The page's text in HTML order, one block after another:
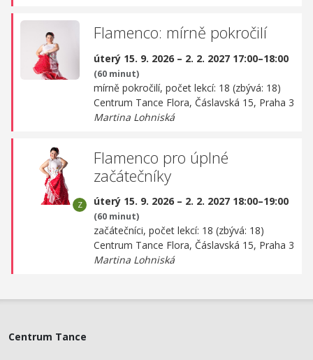
Flamenco: mírně pokročilí
úterý 15. 9. 2026 – 2. 2. 2027 17:00–18:00
(60 minut)
mírně pokročilí, počet lekcí: 18 (zbývá: 18)
Centrum Tance Flora, Čáslavská 15, Praha 3
Martina Lohniská
Flamenco pro úplné
začátečníky
úterý 15. 9. 2026 – 2. 2. 2027 18:00–19:00
(60 minut)
začátečníci, počet lekcí: 18 (zbývá: 18)
Centrum Tance Flora, Čáslavská 15, Praha 3
Martina Lohniská
Centrum Tance